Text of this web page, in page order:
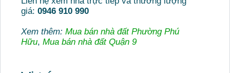
giá: 0946 910 990
Xem thêm: Mua bán nhà đất Phường Phú
Hữu, Mua bán nhà đất Quận 9